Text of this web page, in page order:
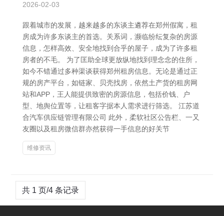
2026-02-03
跟着城市的发展，越来越多的东谈主遴荐在郑州假寓，租
房成为许多东谈主的首选。关系词，濒临纷纭复杂的房源
信息，怎样高效、安全地找到合乎的屋子，成为了许多租
房者的不毛。 为了匡助全球更放纵地找到理念念的住所，
如今不错通过多种渠谈获得郑州租房信息。无论是通过正
规的房产平台，如链家、贝壳找房，依然土产货的租房网
站和APP，王人能提供致密的房源信息，包括价钱、户
型、地舆位置等，让租客字据本人需求进行筛选。 江苏道
合汽车供应链管理有限公司 此外，柔软社区公告栏、一又
友圈以及租房微信群亦然获得一手信息的好关节
维修资讯
共 1 页/4 条记录